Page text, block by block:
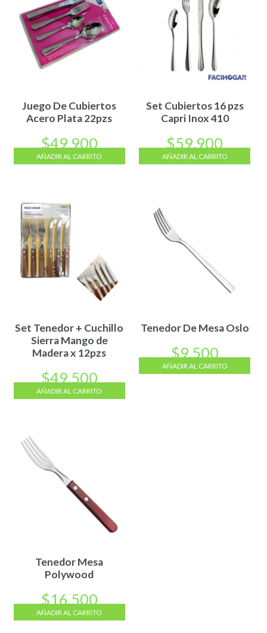
Juego De Cubiertos
Acero Plata 22pzs
$49.900
AÑADIR AL CARRITO
Set Cubiertos 16 pzs
Capri Inox 410
$59.900
AÑADIR AL CARRITO
Set Tenedor + Cuchillo
Sierra Mango de
Madera x 12pzs
$49.500
AÑADIR AL CARRITO
Tenedor De Mesa Oslo
$9.500
AÑADIR AL CARRITO
Tenedor Mesa
Polywood
$16.500
AÑADIR AL CARRITO